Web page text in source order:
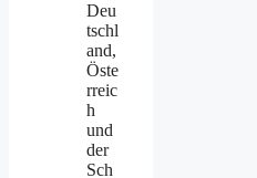
Deu
tschl
and,
Öste
rreic
h
und
der
Sch